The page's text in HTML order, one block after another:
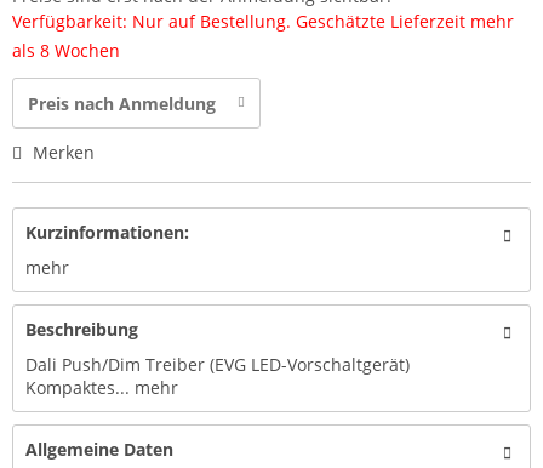
Verfügbarkeit: Nur auf Bestellung. Geschätzte Lieferzeit mehr
als 8 Wochen
Preis nach Anmeldung
Merken
Kurzinformationen:
mehr
Beschreibung
Dali Push/Dim Treiber (EVG LED-Vorschaltgerät)
Kompaktes... mehr
Allgemeine Daten